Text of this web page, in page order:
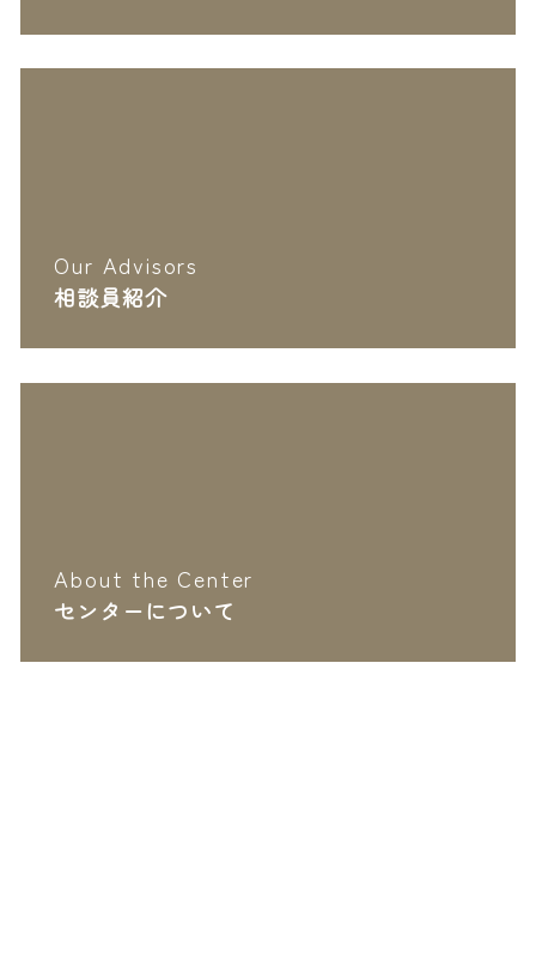
Our Advisors
相談員紹介
About the Center
センターについて